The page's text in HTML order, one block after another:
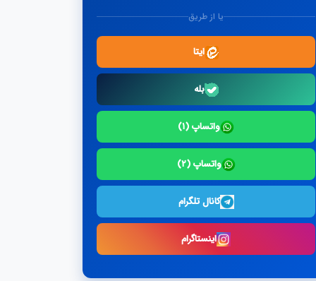
یا از طریق
ایتا
بله
واتساپ (۱)
واتساپ (۲)
کانال تلگرام
اینستاگرام